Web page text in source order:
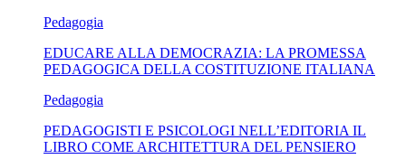
Pedagogia
EDUCARE ALLA DEMOCRAZIA: LA PROMESSA
PEDAGOGICA DELLA COSTITUZIONE ITALIANA
Pedagogia
PEDAGOGISTI E PSICOLOGI NELL’EDITORIA IL
LIBRO COME ARCHITETTURA DEL PENSIERO